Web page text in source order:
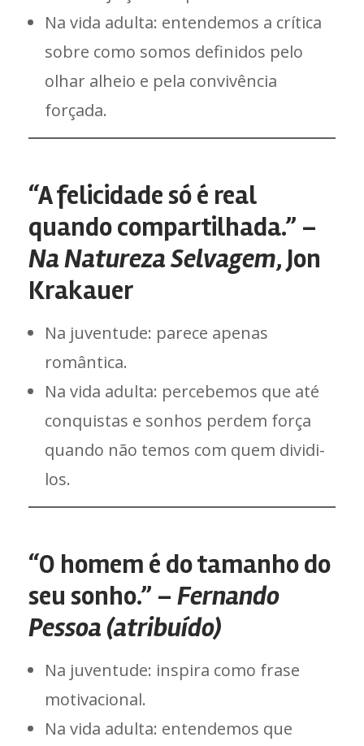
Na vida adulta: entendemos a crítica
sobre como somos definidos pelo
olhar alheio e pela convivência
forçada.
“A felicidade só é real
quando compartilhada.” –
Na Natureza Selvagem, Jon
Krakauer
Na juventude: parece apenas
romântica.
Na vida adulta: percebemos que até
conquistas e sonhos perdem força
quando não temos com quem dividi-
los.
“O homem é do tamanho do
seu sonho.” – Fernando
Pessoa (atribuído)
Na juventude: inspira como frase
motivacional.
Na vida adulta: entendemos que